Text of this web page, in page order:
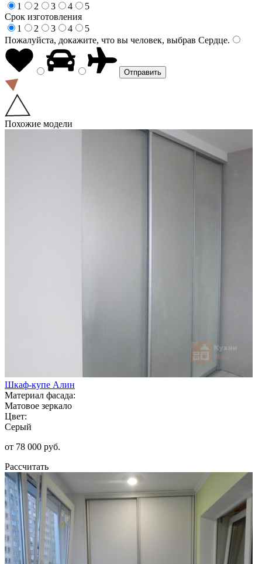
1
2 3 4
5
Срок изготовления
1
2 3 4
5
Пожалуйста, докажите, что вы человек, выбрав Сердце.
Похожие модели
Шкаф-купе Алин
Материал фасада:
Матовое зеркало
Цвет:
Серый
от 78 000 руб.
Рассчитать